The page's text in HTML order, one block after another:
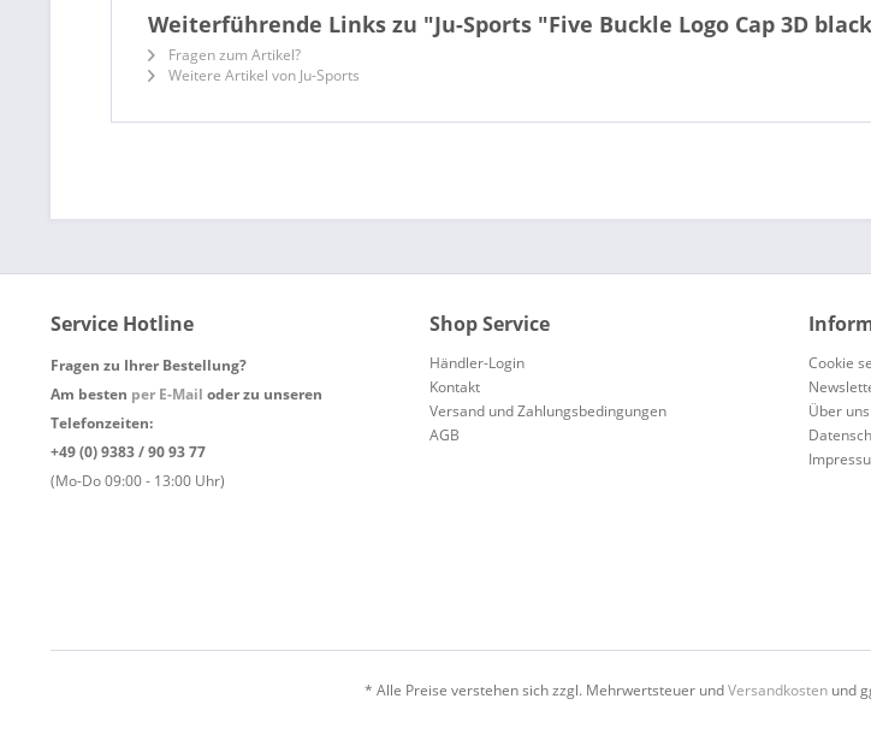
Weiterführende Links zu "Ju-Sports "Five Buckle Logo Cap 3D
Fragen zum Artikel?
Weitere Artikel von Ju-Sports
Service Hotline
Fragen zu Ihrer Bestellung?
Am besten per E-Mail oder zu unseren
Telefonzeiten:
+49 (0) 9383 / 90 93 77
(Mo-Do 09:00 - 13:00 Uhr)
Shop Service
Händler-Login
Kontakt
Versand und Zahlungsbedingungen
AGB
Cookie
Über uns
* Alle Preise verstehen sich zzgl. Mehrwertsteuer undVersandkosten und